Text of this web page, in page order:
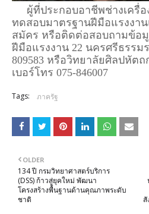
ผู้ที่ประกอบอาชีพช่างเครื่อ
ทดสอบมาตรฐานฝีมือแรงงา
สมัคร หรือติดต่อสอบถามข้อ
ฝีมือแรงงาน 22 นครศรีธรรม
809583 หรือวิทยาลัยศิลปหัต
เบอร์โทร 075-846007
Tags: ภาครัฐ
สั
OLDER
134 ปี กรมวิทยาศาสตร์บริการ
(DSS) ก้าวสู่ยุคใหม่ พัฒนา
โครงสร้างพื้นฐานด้านคุณภาพระดับ
ชาติ